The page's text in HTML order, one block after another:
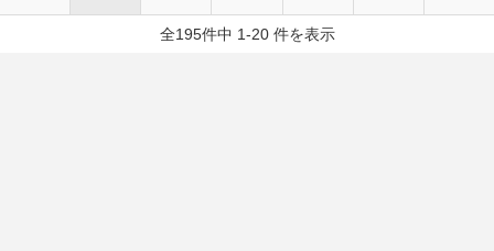
全195件中 1-20 件を表示